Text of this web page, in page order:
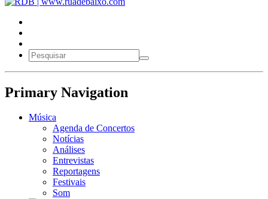
Primary Navigation
Música
Agenda de Concertos
Notícias
Análises
Entrevistas
Reportagens
Festivais
Som